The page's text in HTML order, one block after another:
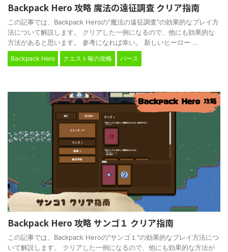
Backpack Hero 攻略 魔法の遠征調査 クリア指南
この記事では、Backpack Heroの"魔法の遠征調査"の効果的なプレイ方
法について解説します。 クリアした一例になるので、他にも効果的な
方法があると思います。 参考になれば幸い。 新しいヒーロー ...
Backpack Hero クエスト毎の攻略 パース
Backpack Hero 攻略 サンゴ１ クリア指南
この記事では、Backpack Heroの"サンゴ１"の効果的なプレイ方法につ
いて解説します。 クリアした一例になるので、他にも効果的な方法が